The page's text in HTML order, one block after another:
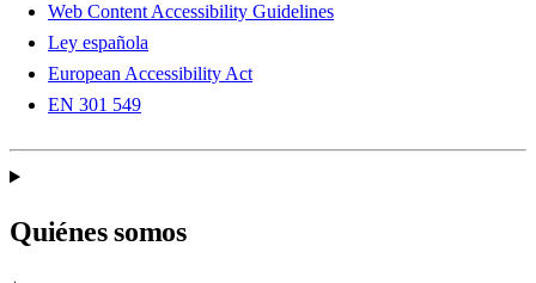
Web Content Accessibility Guidelines
Ley española
European Accessibility Act
EN 301 549
Quiénes somos